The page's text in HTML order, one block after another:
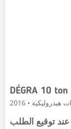
DÉGRA 10
عند توقيع الطلب